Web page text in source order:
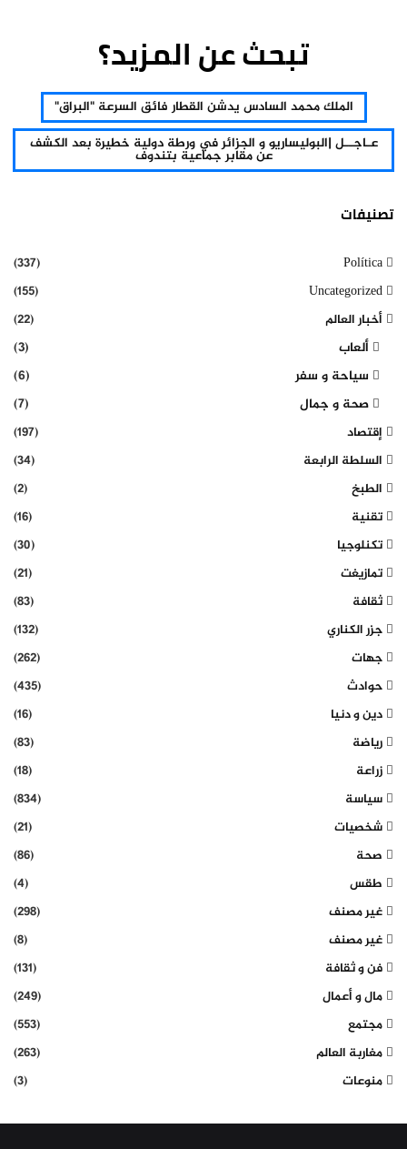
تبحث عن المزيد؟
الملك محمد السادس يدشن القطار فائق السرعة "البراق"
عـاجــل |البوليساريو و الجزائر في ورطة دولية خطيرة بعد الكشف
عن مقابر جماعية بتندوف
تصنيفات
Política
(337)
Uncategorized
(155)
أخبار العالم
(22)
ألعاب
(3)
سياحة و سفر
(6)
صحة و جمال
(7)
إقتصاد
(197)
السلطة الرابعة
(34)
الطبخ
(2)
تقنية
(16)
تكنلوجيا
(30)
تمازيغت
(21)
ثقافة
(83)
جزر الكناري
(132)
جهات
(262)
حوادث
(435)
دين و دنيا
(16)
رياضة
(83)
زراعة
(18)
سياسة
(834)
شخصيات
(21)
صحة
(86)
طقس
(4)
غير مصنف
(298)
غير مصنف
(8)
فن و ثقافة
(131)
مال و أعمال
(249)
مجتمع
(553)
مغاربة العالم
(263)
منوعات
(3)